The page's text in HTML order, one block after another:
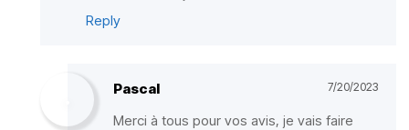
Reply
Pascal 7/20/2023
Merci à tous pour vos avis, je vais faire